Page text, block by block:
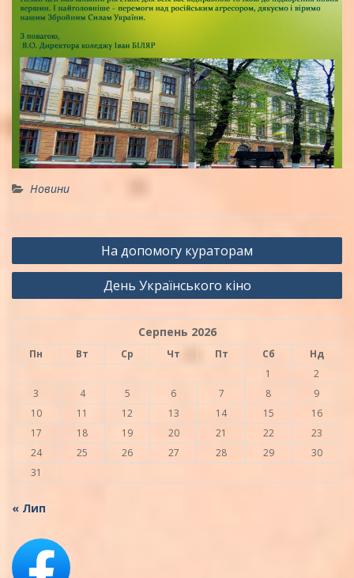
Новини
Навігація
записів
На допомогу кураторам
День Українського кіно
Серпень 2026
Пн Вт Ср Чт Пт Сб
Нд
1
2
3
4 5 6 7 8
9
10
11 12 13 14 15
16
17
18 19 20 21 22
23
24
25 26 27 28 29
30
31
« Лип